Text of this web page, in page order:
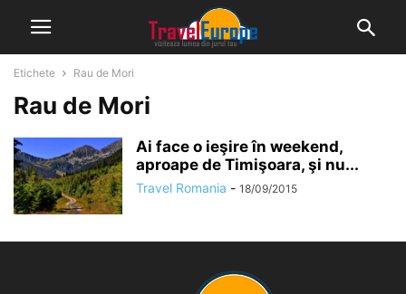
Etichete Rau de Mori
Rau de Mori
Ai face o ieşire în weekend,
aproape de Timişoara, şi nu...
Travel Romania - 18/09/2015